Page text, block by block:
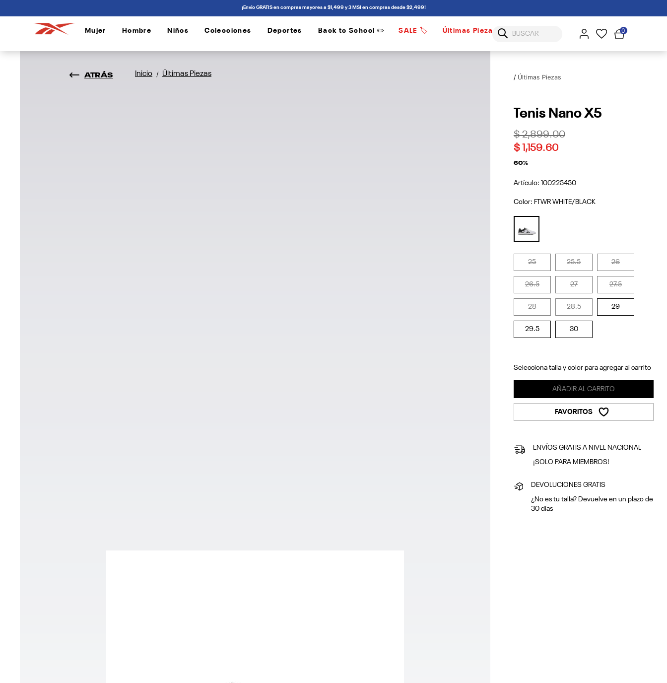
¡Envío GRATIS en compras mayores a $1,499 y 3 MSI en compras desde $2,499!
Mujer Hombre Niños Colecciones Deportes Back to School ✏️ SALE 🏷️ Últimas Piezas 0
ATRÁS Inicio / Últimas Piezas Últimas Piezas
Tenis Nano X5
Price reduced from
$ 2,899.00to
$ 1,159.60
60%
Artículo: 100225450
Color: FTWR WHITE/BLACK
25 25.5 26
26.5 27 27.5
28 28.5 29
29.5 30
Selecciona talla y color para agregar al carrito
AÑADIR AL CARRITO
FAVORITOS
ENVÍOS GRATIS A NIVEL NACIONAL
¡SOLO PARA MIEMBROS!
DEVOLUCIONES GRATIS
¿No es tu talla? Devuelve en un plazo de
30 días